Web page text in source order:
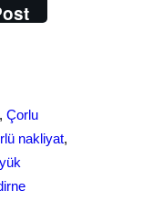
, Çorlu
nakliyat